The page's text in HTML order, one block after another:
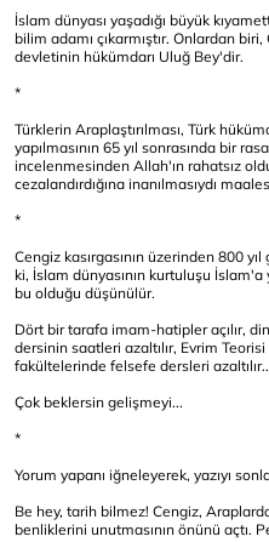
İslam dünyası yaşadığı büyük
bilim adamı çıkarmıştır. Onlardan
devletinin hükümdarı Uluğ Bey'dir.
*
Türklerin Araplaştırılması, Türk
yapılmasının 65 yıl sonrasında bir
incelenmesinden Allah'ın rahatsız
cezalandırdığına inanılmasıydı
*
Cengiz kasırgasının üzerinden 800
ki, İslam dünyasının kurtuluşu
bu olduğu düşünülür.
Dört bir tarafa imam-hatipler açılır,
dersinin saatleri azaltılır, Evrim
fakültelerinde felsefe dersleri
Çok beklersin gelişmeyi...
*
Yorum yapanı iğneleyerek, yazıyı
Be hey, tarih bilmez! Cengiz,
benliklerini unutmasının önünü açtı.